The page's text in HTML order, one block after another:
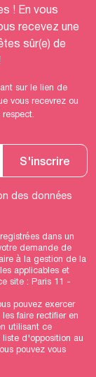
! En vous
recevez une
sûr(e) de
sur le lien de
vous recevrez ou
S'inscrire
des données
dans un
demande de
à la gestion de la
applicables et
site : Paris 11 -
pouvez exercer
faire rectifier en
utilisant ce
d'opposition au
pouvez vous